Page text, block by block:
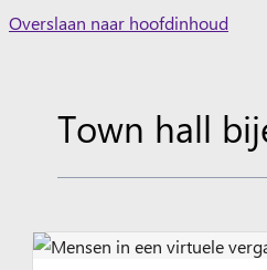
Skip
Overslaan naar hoofdinhoud
Town hall